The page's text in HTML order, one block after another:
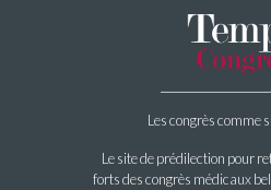
Les congrès comme
Le site de prédilection pour
forts des congrès médicaux